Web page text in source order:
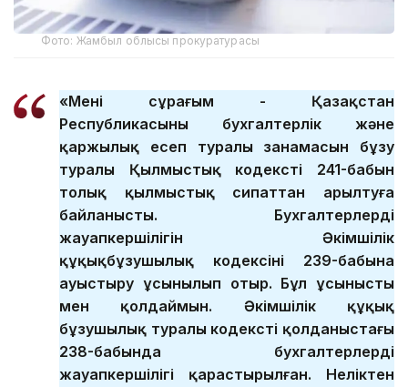
Фото: Жамбыл облысы прокуратурасы
«Менің сұрағым - Қазақстан
Республикасының бухгалтерлік және
қаржылық есеп туралы заңнамасын бұзу
туралы Қылмыстық кодекстің 241-бабын
толық қылмыстық сипаттан арылтуға
байланысты. Бухгалтерлердің
жауапкершілігін Әкімшілік
құқықбұзушылық кодексінің 239-бабына
ауыстыру ұсынылып отыр. Бұл ұсынысты
мен қолдаймын. Әкімшілік құқық
бұзушылық туралы кодекстің қолданыстағы
238-бабында бухгалтерлердің
жауапкершілігі қарастырылған. Неліктен